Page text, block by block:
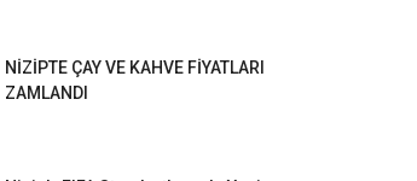
NİZİPTE ÇAY VE KAHVE FİYATLARI
ZAMLANDI